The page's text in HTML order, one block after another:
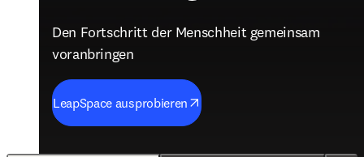
Den Fortschritt der Menschheit gemeinsam
voranbringen
LeapSpace ausprobieren
Den Fortschritt der Menschheit gemeinsam
voranbringen
Ergebnisse lesen
Den Fortschritt der Menschheit gemeinsam
voranbringen
Entdecken Sie das neue ClinicalKey AI
Den Fortschritt der Menschheit gemeinsam
voranbringen
Artikel lesen